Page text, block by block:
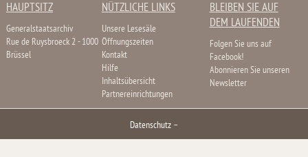
HAUPTSITZ
Generalstaatsarchiv
Rue de Ruysbroeck 2 - 1000
Brüssel
NÜTZLICHE LINKS
Unsere Lesesäle
Öffnungszeiten
Kontakt
Hilfe
Inhaltsübersicht
Partnereinrichtungen
BLEIBEN SIE AUF
DEM LAUFENDEN
Folgen Sie uns auf
Facebook!
Abonnieren Sie unseren
Newsletter
Datenschutz –